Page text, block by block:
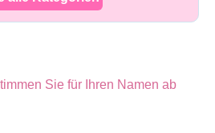
Sie für Ihren Namen ab